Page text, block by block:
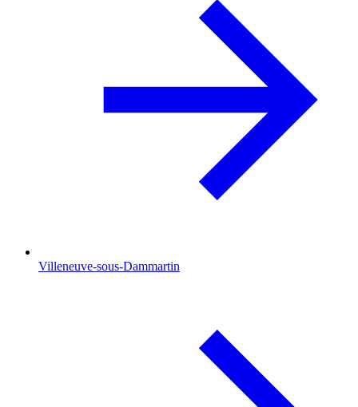
Villeneuve-sous-Dammartin